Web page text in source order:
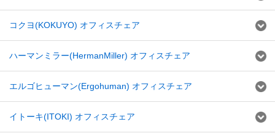
コクヨ(KOKUYO) オフィスチェア
ハーマンミラー(HermanMiller) オフィスチェア
エルゴヒューマン(Ergohuman) オフィスチェア
イトーキ(ITOKI) オフィスチェア